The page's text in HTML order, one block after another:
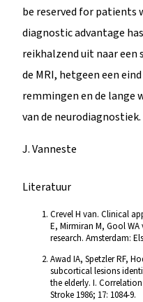
be reserved for patients
diagnostic advantage
reikhalzend uit naar
de MRI, hetgeen een
remmingen en de lange
van de neurodiagnostiek.
J. Vanneste
Literatuur
Crevel H van. Clinical
E, Mirmiran M, Gool
research. Amsterdam:
Awad IA, Spetzler RF,
subcortical lesions
the elderly. I.
Stroke 1986; 17: 1084-9.